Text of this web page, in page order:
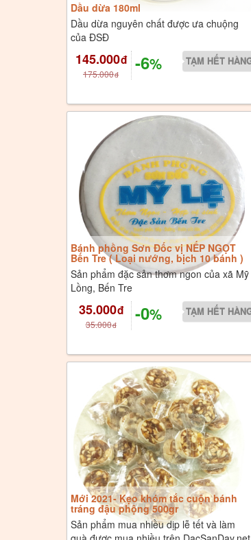
Dầu dừa 180ml
Dầu dừa nguyên chất được ưa chuộng
của ĐSĐ
145.000đ
175.000đ
-6%
Bánh phồng Sơn Đốc vị NẾP NGỌT
Bến Tre ( Loại nướng, bịch 10 bánh )
Sản phẩm đặc sản thơm ngon của xã Mỹ
Lồng, Bến Tre
35.000đ
35.000đ
-0%
Mới 2021- Kẹo khóm tắc cuộn bánh
tráng đậu phộng 500gr
Sản phẩm mua nhiều dịp lễ tết và làm